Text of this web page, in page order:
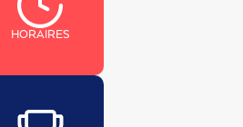
HORAIRES